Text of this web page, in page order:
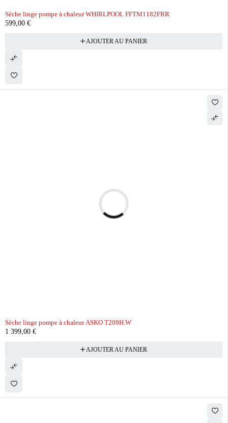
Sèche linge pompe à chaleur WHIRLPOOL FFTM1182FRR
599,00 €
AJOUTER AU PANIER
Sèche linge pompe à chaleur ASKO T209H.W
1 399,00 €
AJOUTER AU PANIER